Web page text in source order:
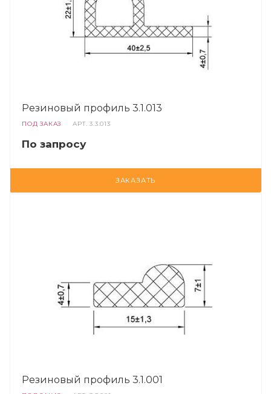
Резиновый профиль 3.1.013
ПОД ЗАКАЗ АРТ.3.3.013
По запросу
ЗАКАЗАТЬ
Резиновый профиль 3.1.001